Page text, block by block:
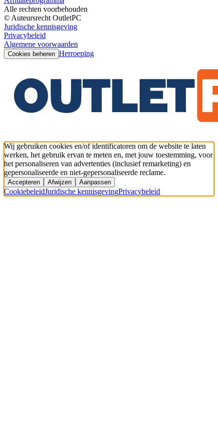
Alle rechten voorbehouden
© Auteursrecht OutletPC
Juridische kennisgeving
Privacybeleid
Algemene voorwaarden
Cookies beheren Herroeping
Wij gebruiken cookies en/of identificatoren om de website te laten
werken, het gebruik ervan te meten en, met jouw toestemming, voor
het personaliseren van advertenties (inclusief remarketing) en
gepersonaliseerde en niet-gepersonaliseerde reclame.
Accepteren Afwijzen Aanpassen
CookiebeleidJuridische kennisgevingPrivacybeleid